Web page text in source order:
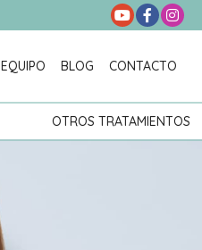
EQUIPO BLOG CONTACTO
OTROS TRATAMIENTOS